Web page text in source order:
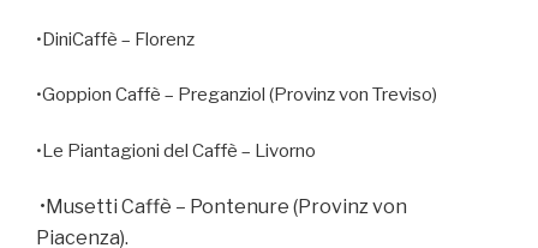
•DiniCaffè – Florenz
•Goppion Caffè – Preganziol (Provinz von Treviso)
•Le Piantagioni del Caffè – Livorno
•Musetti Caffè – Pontenure (Provinz von
Piacenza).